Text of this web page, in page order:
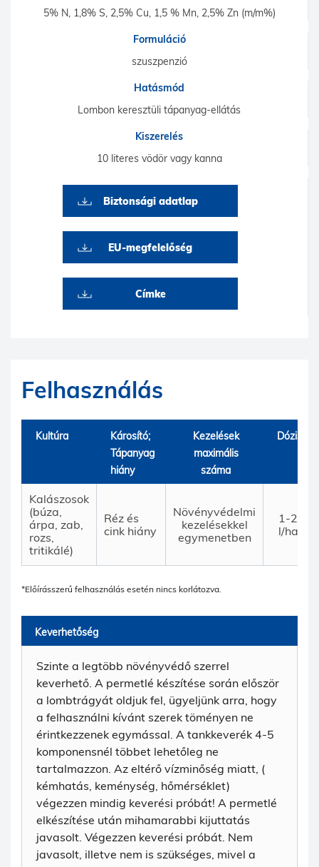
5% N, 1,8% S, 2,5% Cu, 1,5 % Mn, 2,5% Zn (m/m%)
Formuláció
szuszpenzió
Hatásmód
Lombon keresztüli tápanyag-ellátás
Kiszerelés
10 literes vödör vagy kanna
Biztonsági adatlap
EU-megfelelőség
Címke
Felhasználás
Kultúra
Károsító;
Tápanyag
hiány
Kezelések
maximális
száma
Dózis
Kalászosok
(búza,
árpa, zab,
rozs,
tritikálé)
Réz és
cink hiány
Növényvédelmi
kezelésekkel
egymenetben
1-2
l/ha
*Előírásszerű felhasználás esetén nincs korlátozva.
Keverhetőség
Szinte a legtöbb növényvédő szerrel
keverhető. A permetlé készítése során először
a lombtrágyát oldjuk fel, ügyeljünk arra, hogy
a felhasználni kívánt szerek töményen ne
érintkezzenek egymással. A tankkeverék 4-5
komponensnél többet lehetőleg ne
tartalmazzon. Az eltérő vízminőség miatt, (
kémhatás, keménység, hőmérséklet)
végezzen mindig keverési próbát! A permetlé
elkészítése után mihamarabbi kijuttatás
javasolt. Végezzen keverési próbát. Nem
javasolt, illetve nem is szükséges, mivel a